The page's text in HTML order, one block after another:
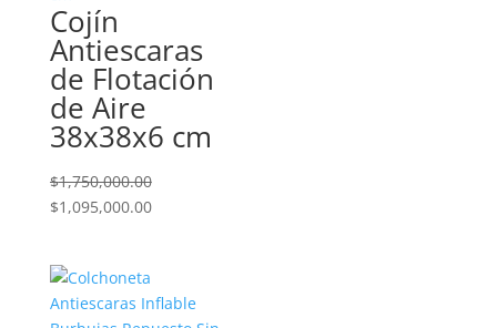
Cojín
Antiescaras
de Flotación
de Aire
38x38x6 cm
$1,750,000.00
El
era:
$1,750,000.00.
$1,095,000.00El
$1,095,000.00.